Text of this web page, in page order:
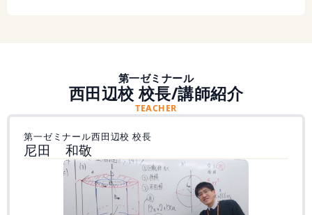
第一ゼミナール
西田辺校 校長/講師紹介
TEACHER
第一ゼミナール西田辺校 校長
尼田 和敬